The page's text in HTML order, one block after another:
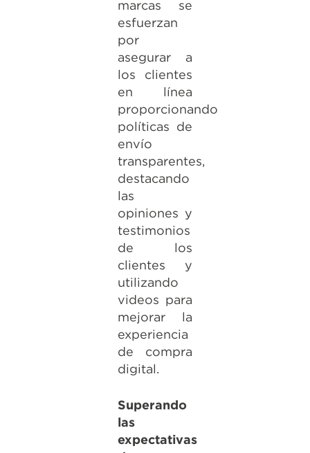
marcas se
esfuerzan
por
asegurar a
los clientes
en línea
proporcionando
políticas de
envío
transparentes,
destacando
las
opiniones y
testimonios
de los
clientes y
utilizando
videos para
mejorar la
experiencia
de compra
digital.
Superando
las
expectativas